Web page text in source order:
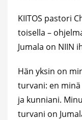
KIITOS pastori
toisella –
Jumala on NIIN
Hän yksin on
turvani: en
ja kunniani.
turvani on